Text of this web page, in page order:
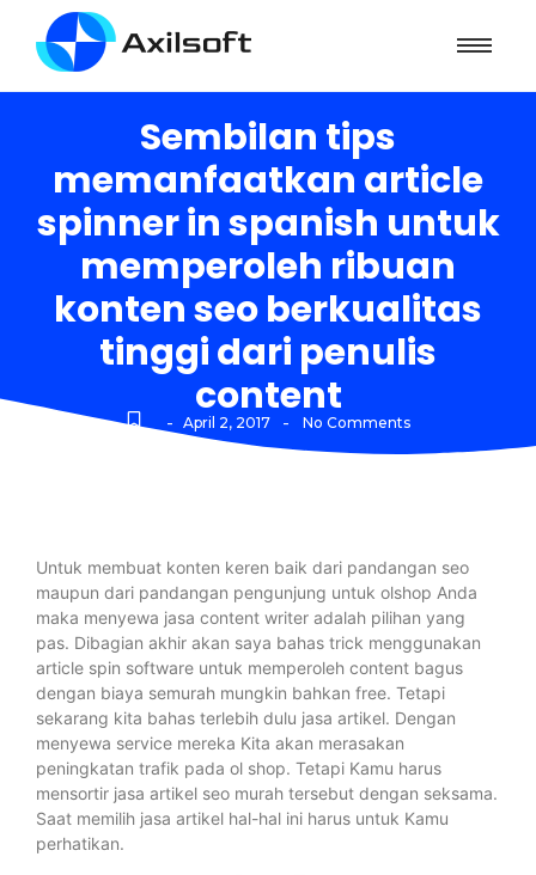
Sembilan tips
memanfaatkan article
spinner in spanish untuk
memperoleh ribuan
konten seo berkualitas
tinggi dari penulis
content
- April 2, 2017 - No Comments
Untuk membuat konten keren baik dari pandangan seo
maupun dari pandangan pengunjung untuk olshop Anda
maka menyewa jasa content writer adalah pilihan yang
pas. Dibagian akhir akan saya bahas trick menggunakan
article spin software untuk memperoleh content bagus
dengan biaya semurah mungkin bahkan free. Tetapi
sekarang kita bahas terlebih dulu jasa artikel. Dengan
menyewa service mereka Kita akan merasakan
peningkatan trafik pada ol shop. Tetapi Kamu harus
mensortir jasa artikel seo murah tersebut dengan seksama.
Saat memilih jasa artikel hal-hal ini harus untuk Kamu
perhatikan.